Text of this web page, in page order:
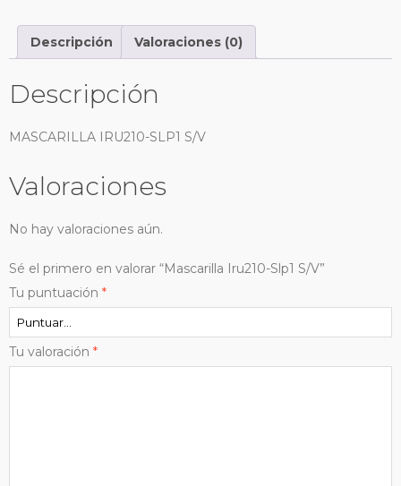
Descripción Valoraciones (0)
Descripción
MASCARILLA IRU210-SLP1 S/V
Valoraciones
No hay valoraciones aún.
Sé el primero en valorar “Mascarilla Iru210-Slp1 S/V”
Tu puntuación *
Tu valoración *